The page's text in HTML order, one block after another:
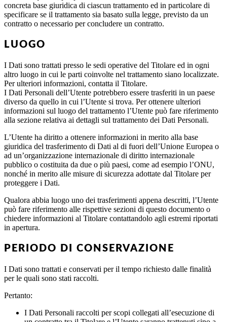
concreta base giuridica di ciascun trattamento ed in particolare di
specificare se il trattamento sia basato sulla legge, previsto da un
contratto o necessario per concludere un contratto.
LUOGO
I Dati sono trattati presso le sedi operative del Titolare ed in ogni
altro luogo in cui le parti coinvolte nel trattamento siano localizzate.
Per ulteriori informazioni, contatta il Titolare.
I Dati Personali dell’Utente potrebbero essere trasferiti in un paese
diverso da quello in cui l’Utente si trova. Per ottenere ulteriori
informazioni sul luogo del trattamento l’Utente può fare riferimento
alla sezione relativa ai dettagli sul trattamento dei Dati Personali.
L’Utente ha diritto a ottenere informazioni in merito alla base
giuridica del trasferimento di Dati al di fuori dell’Unione Europea o
ad un’organizzazione internazionale di diritto internazionale
pubblico o costituita da due o più paesi, come ad esempio l’ONU,
nonché in merito alle misure di sicurezza adottate dal Titolare per
proteggere i Dati.
Qualora abbia luogo uno dei trasferimenti appena descritti, l’Utente
può fare riferimento alle rispettive sezioni di questo documento o
chiedere informazioni al Titolare contattandolo agli estremi riportati
in apertura.
PERIODO DI CONSERVAZIONE
I Dati sono trattati e conservati per il tempo richiesto dalle finalità
per le quali sono stati raccolti.
Pertanto:
I Dati Personali raccolti per scopi collegati all’esecuzione di